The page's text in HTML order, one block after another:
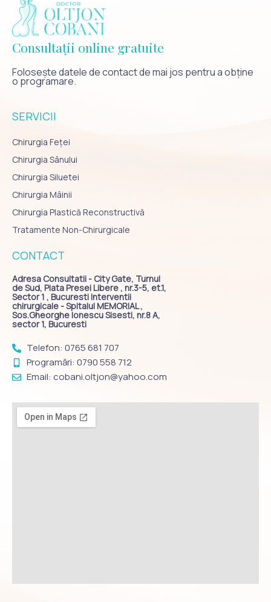
Consultații online gratuite
Folosește datele de contact de mai jos pentru a obține
o programare.
SERVICII
Chirurgia Feței
Chirurgia Sânului
Chirurgia Siluetei
Chirurgia Mâinii
Chirurgia Plastică Reconstructivă
Tratamente Non-Chirurgicale
CONTACT
Adresa Consultatii - City Gate, Turnul
de Sud, Piata Presei Libere , nr.3-5, et.1,
Sector 1 , Bucuresti Interventii
chirurgicale - Spitalul MEMORIAL ,
Sos.Gheorghe Ionescu Sisesti, nr.8 A,
sector 1, Bucuresti
Telefon: 0765 681 707
Programări: 0790 558 712
Email: cobani.oltjon@yahoo.com
F I Y